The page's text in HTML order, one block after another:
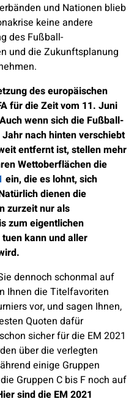
und Nationen blieb
keine andere
des Fußball-
und die Zukunftsplanung
des europäischen
für die Zeit vom 11. Juni
wenn sich die Fußball-
nach hinten verschiebt
entfernt ist, stellen mehr
Wettoberflächen die
ein, die es lohnt, sich
dienen die
zurzeit nur als
zum eigentlichen
kann und aller
dennoch schonmal auf
Ihnen die Titelfavoriten
vor, und sagen Ihnen,
Quoten dafür
sicher für die EM 2021
über die verlegten
einige Gruppen
Gruppen C bis F noch auf
sind die EM 2021